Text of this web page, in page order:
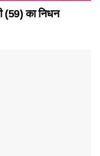
(59) का निधन